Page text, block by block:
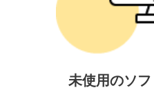
未使用のソ